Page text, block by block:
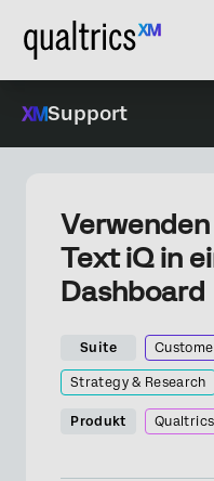
Support
Text iQ in
Dashboard
Suite
Strategy & Research
Produkt Qualtrics